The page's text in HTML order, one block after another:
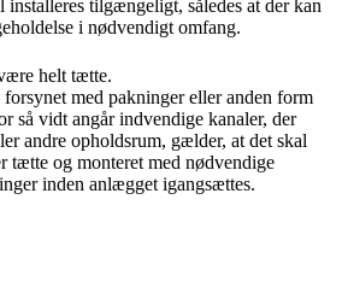
tilgængeligt, således at der kan
i nødvendigt omfang.
helt tætte.
med pakninger eller anden form
så vidt angår indvendige kanaler, der
andre opholdsrum, gælder, at det skal
tætte og monteret med nødvendige
inden anlægget igangsættes.